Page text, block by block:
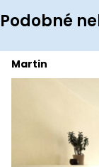
Podobné
Martin